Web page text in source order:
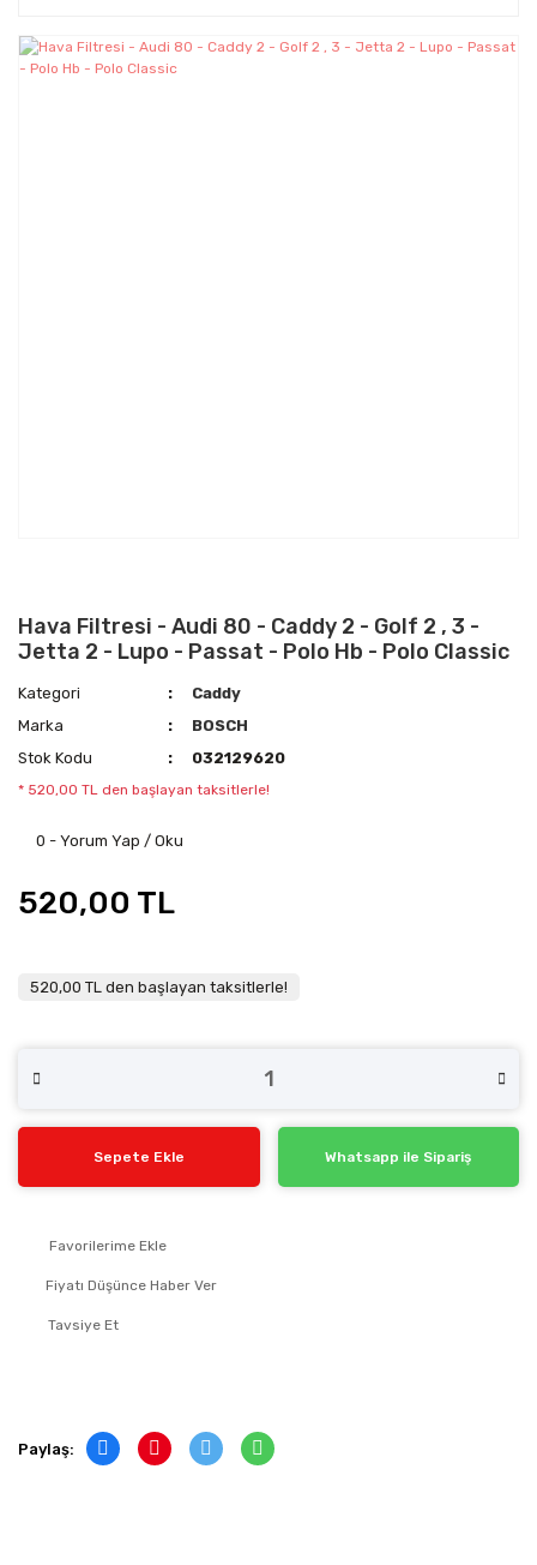
Hava Filtresi - Audi 80 - Caddy 2 - Golf 2 , 3 -
Jetta 2 - Lupo - Passat - Polo Hb - Polo Classic
Kategori
Caddy
Marka
BOSCH
Stok Kodu
032129620
* 520,00 TL den başlayan taksitlerle!
0 - Yorum Yap / Oku
520,00 TL
520,00 TL den başlayan taksitlerle!
Sepete Ekle Whatsapp ile Sipariş
Fiyatı Düşünce Haber Ver
Tavsiye Et
Paylaş: